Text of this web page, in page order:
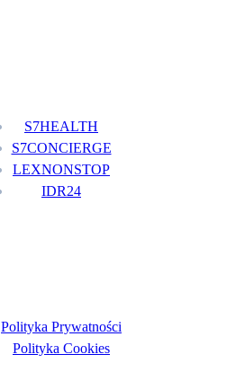
S7HEALTH
S7CONCIERGE
LEXNONSTOP
IDR24
Polityka Prywatności
Polityka Cookies